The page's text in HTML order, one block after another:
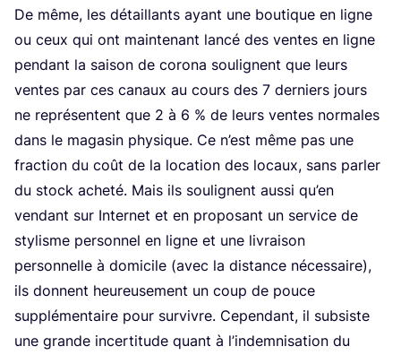
De même, les détaillants ayant une bou­tique en ligne
ou ceux qui ont main­te­nant lan­cé des ventes en ligne
pen­dant la sai­son de coro­na sou­lignent que leurs
ventes par ces canaux au cours des 7 der­niers jours
ne repré­sentent que 2 à 6 % de leurs ventes nor­males
dans le maga­sin phy­sique. Ce n’est même pas une
frac­tion du coût de la loca­tion des locaux, sans par­ler
du stock ache­té. Mais ils sou­lignent aus­si qu’en
ven­dant sur Inter­net et en pro­po­sant un ser­vice de
sty­lisme per­son­nel en ligne et une livrai­son
per­son­nelle à domi­cile (avec la dis­tance néces­saire),
ils donnent heu­reu­se­ment un coup de pouce
sup­plé­men­taire pour sur­vivre. Cepen­dant, il sub­siste
une grande incer­ti­tude quant à l’in­dem­ni­sa­tion du